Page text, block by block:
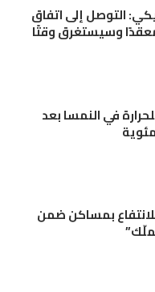
التوصل إلى اتفاق
وسيستغرق وقتًا
في النمسا بعد
بمساكن ضمن